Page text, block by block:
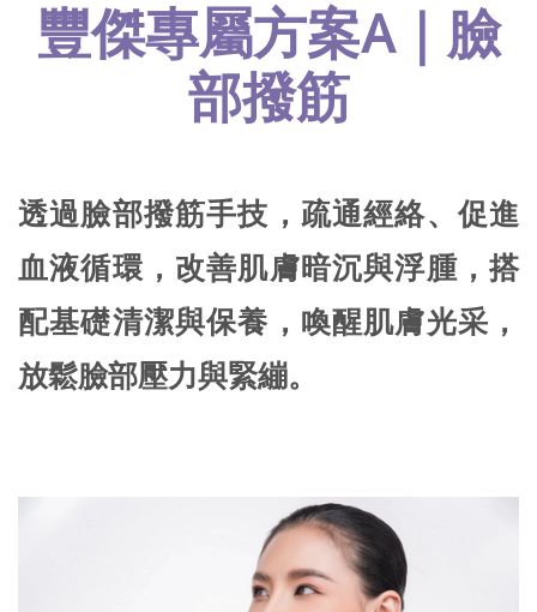
豐傑專屬方案A｜臉
部撥筋
透過臉部撥筋手技，疏通經絡、促進
血液循環，改善肌膚暗沉與浮腫，搭
配基礎清潔與保養，喚醒肌膚光采，
放鬆臉部壓力與緊繃。